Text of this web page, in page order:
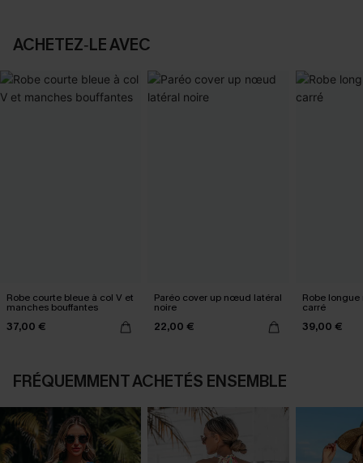
ACHETEZ‑LE AVEC
Robe courte bleue à col V et
manches bouffantes
37,00 €
Paréo cover up nœud latéral
noire
22,00 €
Robe longue
carré
39,00 €
FRÉQUEMMENT ACHETÉS ENSEMBLE